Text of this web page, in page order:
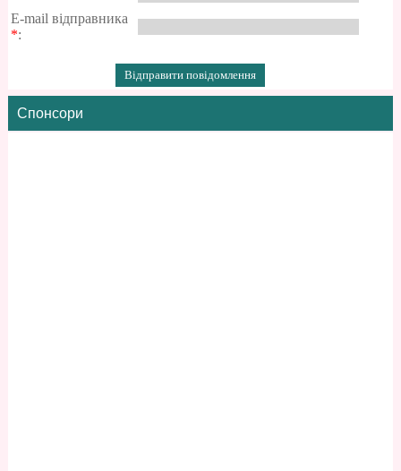
E-mail відправника
*:
Спонсори